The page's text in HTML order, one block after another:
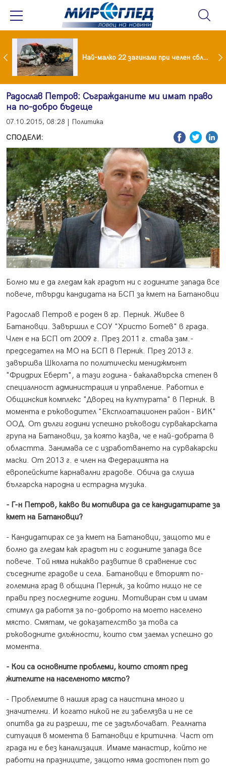
споразумение със САЩ , но без компромиси Най-малко 22 загинали при челен сблъсък между два автобуса
Радослав Петров: Съгражданите ми имат право
на по-добро бъдеще
07.10.2015, 08:28 | Политика
СПОДЕЛИ:
Болно ми е да гледам как градът ни с годините запада все
повече, твърди кандидата на БСП за кмет на Батановци
Радослав Петров е роден в гр. Перник. Живее в
Батановци. Завършил е СОУ "Христо Ботев" в града.
Член е на БСП от 2009 г. През 2011 г. става зам.-
председател на МО на БСП в Перник. През 2013 г.
завършва Школата по политически мениджмънт
"Фридрих Еберт", а тази година - бакалавърска степен в
специалност администрация и управление. Работил е
Общинския комплекс "Дворец на културата" в Перник. В
момента е ръководител "Експлоатационен район - ВИК"
ООД. От дълги години успешно ръководи сурвакарската
група на Батановци, за която казва, че е най-добрата в
областта. Занимава се с изработването на сурвакарски
маски. От 2013 г. е член на Федерацията на
европейските карнавални градове. Обича да слуша
българска народна и естрадна музика.
- Г-н Петров, какво ви мотивира да се кандидатирате за
кмет на Батановци?
- Кандидатирах се за кмет на Батановци, защото ми е
болно да гледам как градът ни с годините запада все
повече. Той няма никакво развитие в сравнение със
съседните градове и села. Батановци е вторият по-
големина град в община Перник, за който нищо не се
прави през последните години. Мотивиран съм и имам
стимул да работя за по-доброто на моето населено
място. Смятам, че доказателство за това са
ръководните длъжности, които съм заемал успешно до
момента.
- Кои са основните проблеми, които стоят пред
жителите на населеното място?
- Проблемите в нашия град са наистина много и
значителни. И когато никой не ги забелязва и не се
опитва да ги разреши, те се задълбочават. Реалната
ситуация в момента в Батановци е критична. Част от
града ни е без канализация. Имаме манастир, който не
работи на празниците, защото няма достъпен път до